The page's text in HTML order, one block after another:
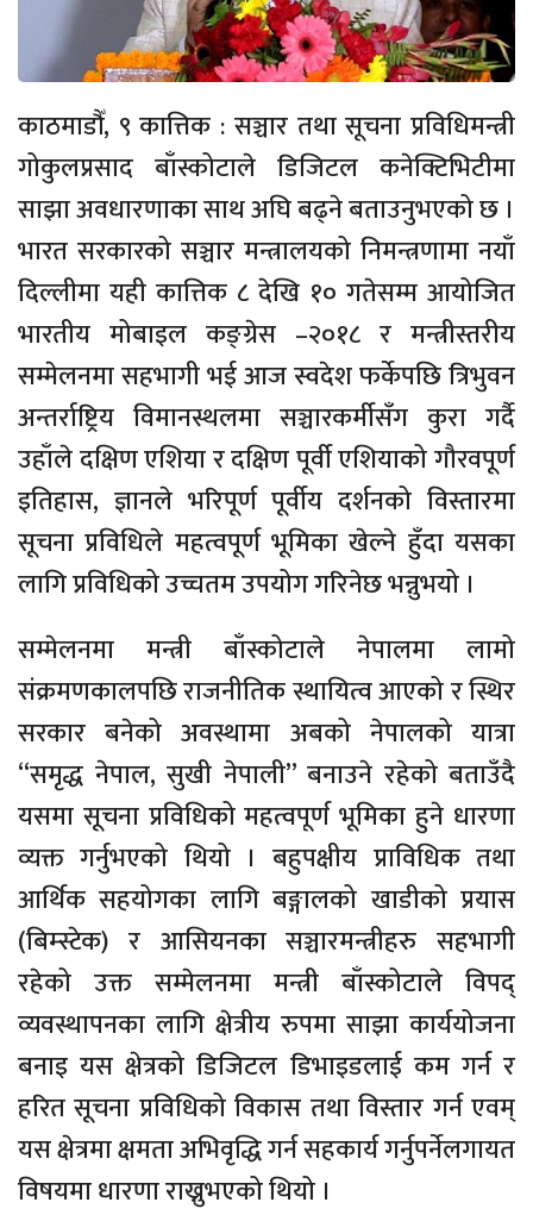
काठमाडौँ, ९ कात्तिक : सञ्चार तथा सूचना प्रविधिमन्त्री
गोकुलप्रसाद बाँस्कोटाले डिजिटल कनेक्टिभिटीमा
साझा अवधारणाका साथ अघि बढ्ने बताउनुभएको छ ।
भारत सरकारको सञ्चार मन्त्रालयको निमन्त्रणामा नयाँ
दिल्लीमा यही कात्तिक ८ देखि १० गतेसम्म आयोजित
भारतीय मोबाइल कङ्ग्रेस –२०१८ र मन्त्रीस्तरीय
सम्मेलनमा सहभागी भई आज स्वदेश फर्केपछि त्रिभुवन
अन्तर्राष्ट्रिय विमानस्थलमा सञ्चारकर्मीसँग कुरा गर्दै
उहाँले दक्षिण एशिया र दक्षिण पूर्वी एशियाको गौरवपूर्ण
इतिहास, ज्ञानले भरिपूर्ण पूर्वीय दर्शनको विस्तारमा
सूचना प्रविधिले महत्वपूर्ण भूमिका खेल्ने हुँदा यसका
लागि प्रविधिको उच्चतम उपयोग गरिनेछ भन्नुभयो ।
सम्मेलनमा मन्त्री बाँस्कोटाले नेपालमा लामो
संक्रमणकालपछि राजनीतिक स्थायित्व आएको र स्थिर
सरकार बनेको अवस्थामा अबको नेपालको यात्रा
“समृद्ध नेपाल, सुखी नेपाली” बनाउने रहेको बताउँदै
यसमा सूचना प्रविधिको महत्वपूर्ण भूमिका हुने धारणा
व्यक्त गर्नुभएको थियो । बहुपक्षीय प्राविधिक तथा
आर्थिक सहयोगका लागि बङ्गालको खाडीको प्रयास
(बिम्स्टेक) र आसियनका सञ्चारमन्त्रीहरु सहभागी
रहेको उक्त सम्मेलनमा मन्त्री बाँस्कोटाले विपद्
व्यवस्थापनका लागि क्षेत्रीय रुपमा साझा कार्ययोजना
बनाइ यस क्षेत्रको डिजिटल डिभाइडलाई कम गर्न र
हरित सूचना प्रविधिको विकास तथा विस्तार गर्न एवम्
यस क्षेत्रमा क्षमता अभिवृद्धि गर्न सहकार्य गर्नुपर्नेलगायत
विषयमा धारणा राख्नुभएको थियो ।